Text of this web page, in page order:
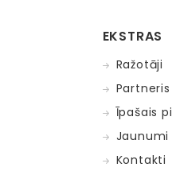
EKSTRAS
Ražotāji
Partneris
Īpašais
Jaunumi
Kontakti